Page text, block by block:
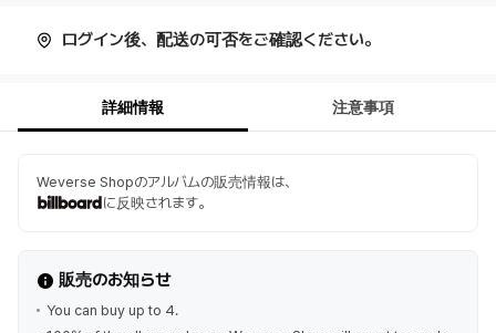
ログイン後、配送の可否をご確認ください。
詳細情報 注意事項
Weverse Shopのアルバムの販売情報は、
に反映されます。
販売のお知らせ
You can buy up to 4.